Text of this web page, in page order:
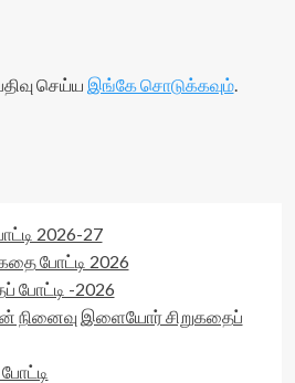
செய்ய இங்கே சொடுக்கவும்.
2026-27
போட்டி 2026
போட்டி -2026
இளையோர் சிறுகதைப்